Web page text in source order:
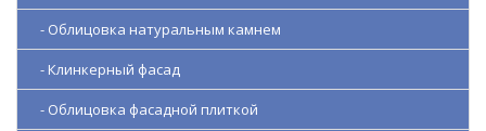
- Облицовка натуральным камнем
- Клинкерный фасад
- Облицовка фасадной плиткой